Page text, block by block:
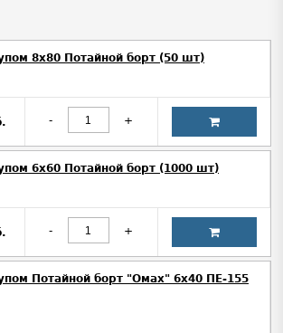
8х80 Потайной борт (50 шт)
- +
6х60 Потайной борт (1000 шт)
- +
Потайной борт "Омах" 6х40 ПЕ-155